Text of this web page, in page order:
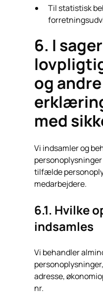
Til statistisk
6. I
og andre
med
Vi indsamler og
tilfælde
medarbejdere.
6.1. Hvilke
indsamles
Vi behandler
adresse,
nr.